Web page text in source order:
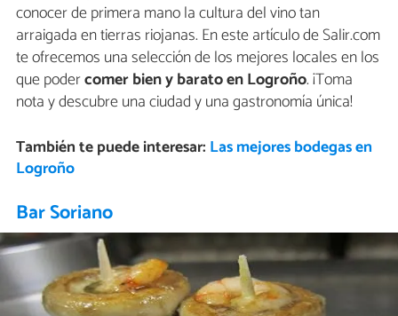
conocer de primera mano la cultura del vino tan
arraigada en tierras riojanas. En este artículo de Salir.com
te ofrecemos una selección de los mejores locales en los
que podercomer bien y barato en Logroño. ¡Toma
nota y descubre una ciudad y una gastronomía única!
También te puede interesar: Las mejores bodegas en
Logroño
Bar Soriano